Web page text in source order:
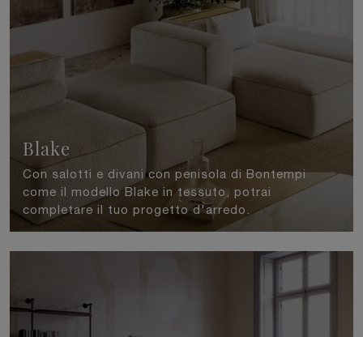
Blake
Con salotti e divani con penisola di Bontempi
come il modello Blake in tessuto, potrai
completare il tuo progetto d'arredo.